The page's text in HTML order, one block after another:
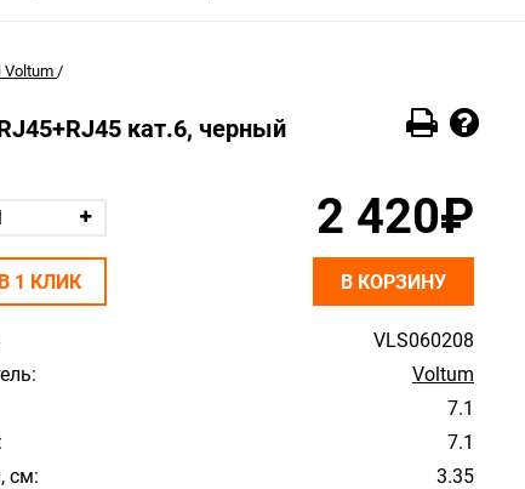
/
кат.6, черный
VLS060208
Voltum
7.1
7.1
см:
3.35
2 420₽
1 КЛИК В КОРЗИНУ